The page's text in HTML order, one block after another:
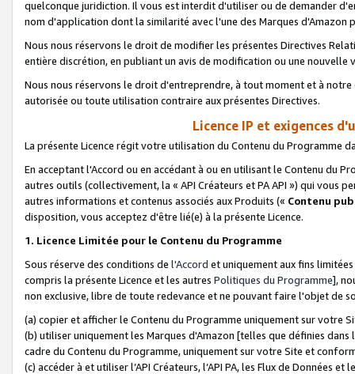
quelconque juridiction. Il vous est interdit d'utiliser ou de demander
nom d'application dont la similarité avec l'une des Marques
Nous nous réservons le droit de modifier les présentes Directives
entière discrétion, en publiant un avis de modification ou une nouvelle
Nous nous réservons le droit d'entreprendre, à tout moment et à
autorisée ou toute utilisation contraire aux présentes Directives.
Licence IP et exigences
La présente Licence régit votre utilisation du Contenu du Programme
En acceptant l'Accord ou en accédant à ou en utilisant le Contenu du
autres outils (collectivement, la « API Créateurs et PA API ») qui vous
autres informations et contenus associés aux Produits (« Contenu
disposition, vous acceptez d'être lié(e) à la présente Licence.
1. Licence Limitée pour le Contenu du Programme
Sous réserve des conditions de l'Accord et uniquement aux fins
compris la présente Licence et les autres Politiques du Programme],
non exclusive, libre de toute redevance et ne pouvant faire l'objet de
(a) copier et afficher le Contenu du Programme uniquement sur votre
(b) utiliser uniquement les Marques d'Amazon [telles que définies dans
cadre du Contenu du Programme, uniquement sur votre Site et
(c) accéder à et utiliser l’API Créateurs, l’API PA, les Flux de Données